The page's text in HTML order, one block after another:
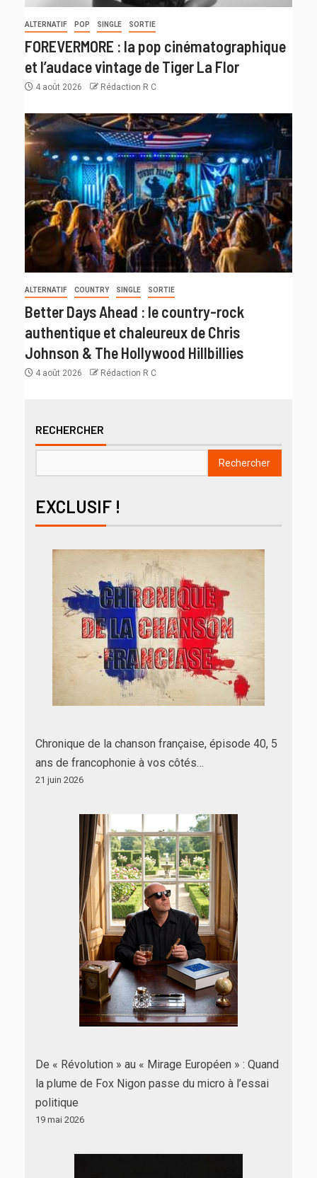
ALTERNATIF POP SINGLE SORTIE
FOREVERMORE : la pop cinématographique
et l’audace vintage de Tiger La Flor
4 août 2026 Rédaction R C
ALTERNATIF COUNTRY SINGLE SORTIE
Better Days Ahead : le country-rock
authentique et chaleureux de Chris
Johnson & The Hollywood Hillbillies
4 août 2026 Rédaction R C
RECHERCHER
Rechercher
EXCLUSIF !
Chronique de la chanson française, épisode 40, 5
ans de francophonie à vos côtés…
21 juin 2026
De « Révolution » au « Mirage Européen » : Quand
la plume de Fox Nigon passe du micro à l’essai
politique
19 mai 2026